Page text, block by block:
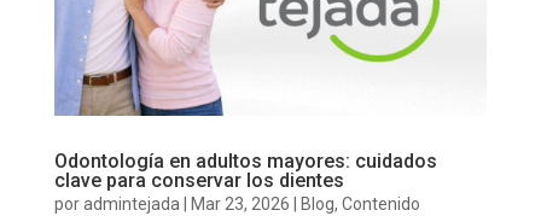
Odontología en adultos mayores: cuidados
clave para conservar los dientes
poradmintejada Mar 23, 2026 Blog, Contenido